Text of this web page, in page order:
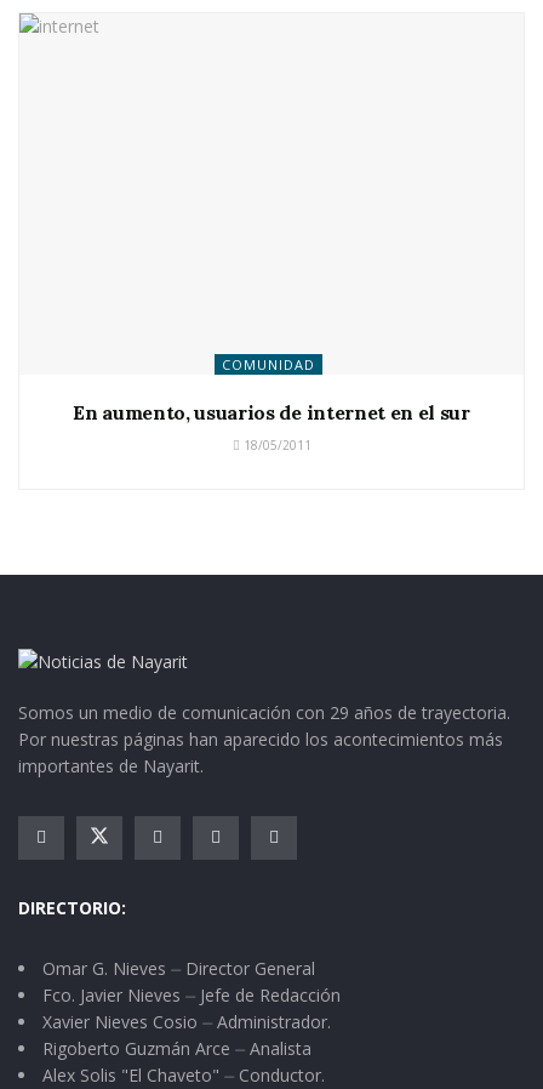
COMUNIDAD
En aumento, usuarios de internet en el sur
18/05/2011
Somos un medio de comunicación con 29 años de trayectoria.
Por nuestras páginas han aparecido los acontecimientos más
importantes de Nayarit.
DIRECTORIO:
Omar G. Nieves ⏤ Director General
Fco. Javier Nieves ⏤ Jefe de Redacción
Xavier Nieves Cosio ⏤ Administrador.
Rigoberto Guzmán Arce ⏤ Analista
Alex Solis "El Chaveto" ⏤ Conductor.